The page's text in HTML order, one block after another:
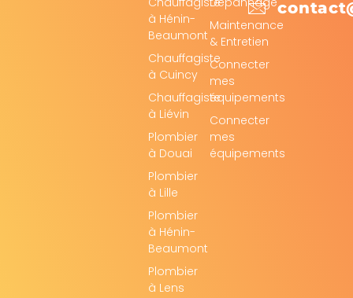
Maintenance
& Entretien
Connecter
mes
équipements
Connecter
mes
équipements
à Hénin-
Beaumont
Chauffagiste
à Cuincy
Chauffagiste
à Liévin
Plombier
à Douai
Plombier
à Lille
Plombier
à Hénin-
Beaumont
Plombier
à Lens